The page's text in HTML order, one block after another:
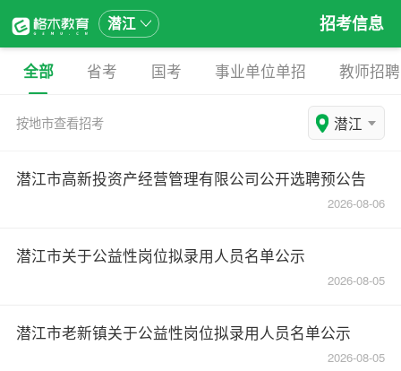
潜江 招考信息
全部 省考 国考 事业单位单招 教师招聘
按地市查看招考 潜江
潜江市高新投资产经营管理有限公司公开选聘预公告
2026-08-06
潜江市关于公益性岗位拟录用人员名单公示
2026-08-05
潜江市老新镇关于公益性岗位拟录用人员名单公示
2026-08-05